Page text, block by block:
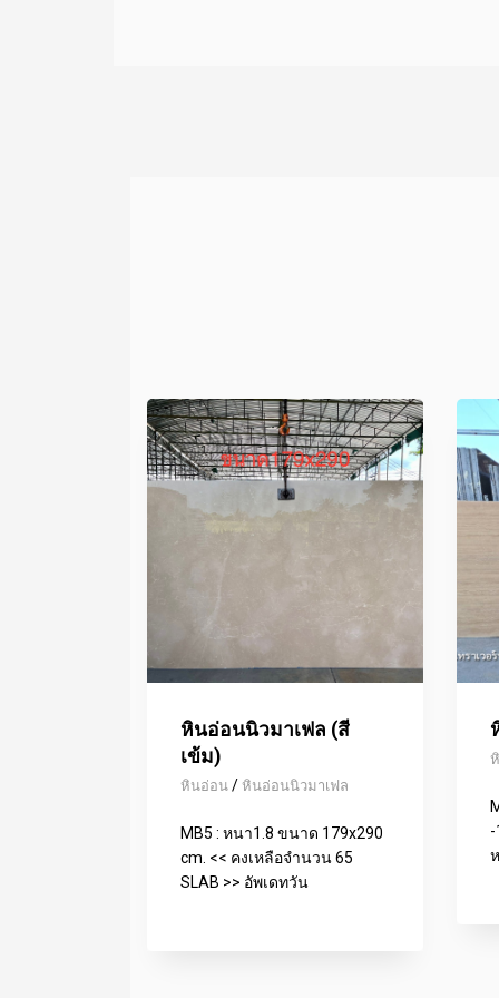
หินอ่อนนิวมาเฟล (สี
เข้ม)
หินอ่อน / หินอ่อนนิวมาเฟล
MB5 : หนา1.8 ขนาด 179x290
cm. << คงเหลือจำนวน 65
SLAB >> อัพเดทวัน